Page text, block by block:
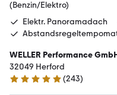
(Benzin/Elektro)
Elektr. Panoramadach
WELLER Performance
32049 Herford
4.8 Sterne
(243)